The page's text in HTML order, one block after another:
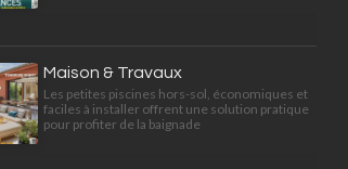
Maison & Travaux
Les petites piscines hors-sol, économiques et
faciles à installer offrent une solution pratique
pour profiter de la baignade